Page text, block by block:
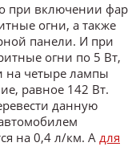
при включении фар
огни, а также
панели. И при
огни по 5 Вт,
на четыре лампы
равное 142 Вт.
данную
на 0,4 л/км. А для